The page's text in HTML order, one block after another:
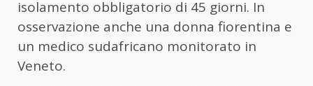
isolamento obbligatorio di 45 giorni. In
osservazione anche una donna fiorentina e
un medico sudafricano monitorato in
Veneto.